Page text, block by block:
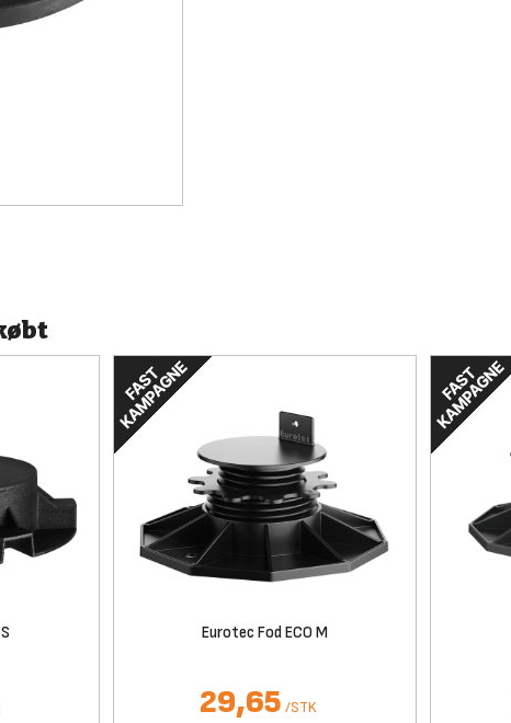
Eurotec Fod ECO M
29,65 /STK